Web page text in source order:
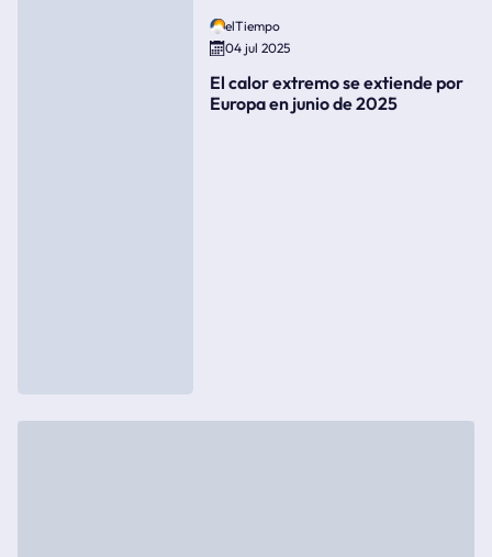
elTiempo
04 jul 2025
El calor extremo se extiende por
Europa en junio de 2025